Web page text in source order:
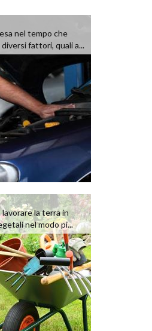
nel tempo che
fattori, quali a...
la terra in
nel modo pi...